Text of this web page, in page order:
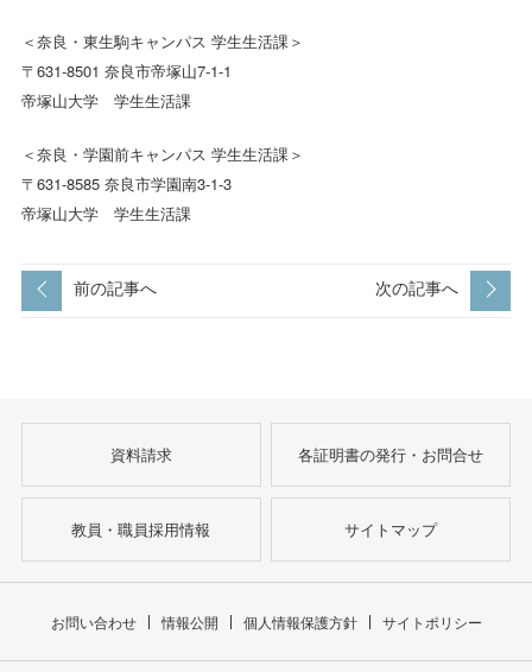
＜奈良・東生駒キャンパス 学生生活課＞
〒631-8501 奈良市帝塚山7-1-1
帝塚山大学 学生生活課
＜奈良・学園前キャンパス 学生生活課＞
〒631-8585奈良市学園南3-1-3
帝塚山大学 学生生活課
前の記事へ 次の記事へ
資料請求 各証明書の発行・お問合せ
教員・職員採用情報 サイトマップ
お問い合わせ 情報公開 個人情報保護方針 サイトポリシー